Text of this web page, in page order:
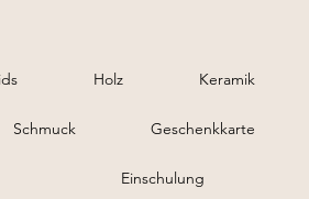
Holz Keramik
Schmuck Geschenkkarte
Einschulung